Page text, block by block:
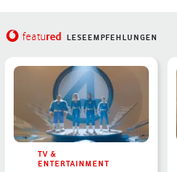
featured LESEEMPFEHLUNGEN
TV &
ENTERTAINMENT